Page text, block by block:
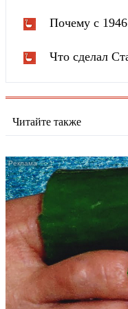
Почему с
Что сделал
Читайте также